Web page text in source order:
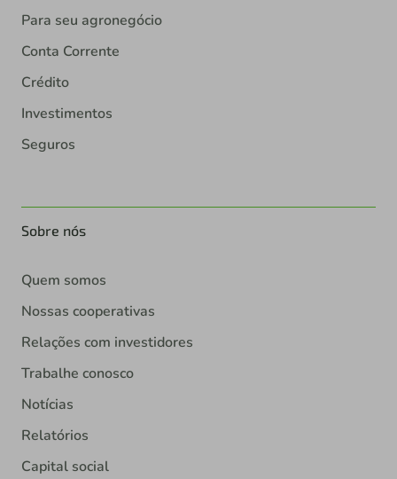
Para seu agronegócio
Conta Corrente
Crédito
Investimentos
Seguros
Sobre nós
Quem somos
Nossas cooperativas
Relações com investidores
Trabalhe conosco
Notícias
Relatórios
Capital social